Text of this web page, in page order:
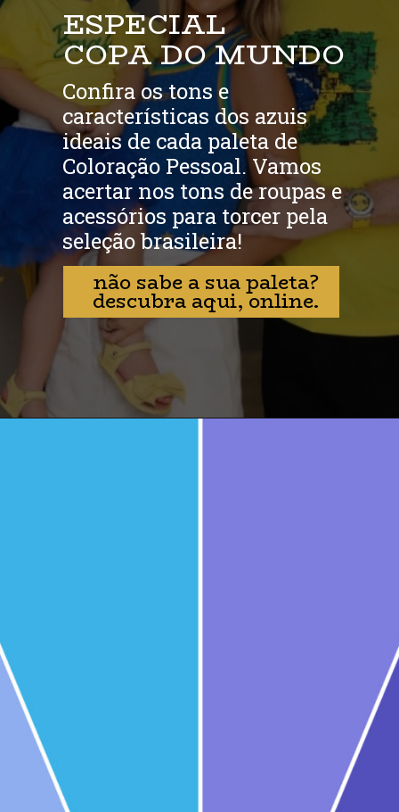
ESPECIAL
COPA DO MUNDO
Confira os tons e
características dos azuis
ideais de cada paleta de
Coloração Pessoal. Vamos
acertar nos tons de roupas e
acessórios para torcer pela
seleção brasileira!
não sabe a sua paleta?
descubra aqui, online.